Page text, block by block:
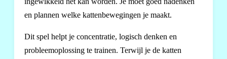
en plannen welke kattenbewegingen je maakt.
Dit spel helpt je concentratie, logisch denken en
probleemoplossing te trainen. Terwijl je de katten